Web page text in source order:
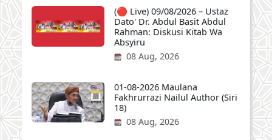
(🔴 Live) 09/08/2026 – Ustaz
Dato' Dr. Abdul Basit Abdul
Rahman: Diskusi Kitab Wa
Absyiru
08 Aug, 2026
01-08-2026 Maulana
Fakhrurrazi Nailul Author (Siri
18)
08 Aug, 2026